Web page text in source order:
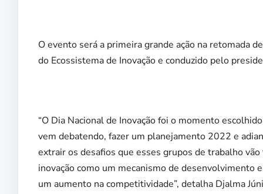
O evento será a primeira grande ação na retomada
do Ecossistema de Inovação e conduzido pelo
“O Dia Nacional de Inovação foi o momento
vem debatendo, fazer um planejamento 2022 e
extrair os desafios que esses grupos de trabalho
inovação como um mecanismo de desenvolvimento
um aumento na competitividade”, detalha Djalma